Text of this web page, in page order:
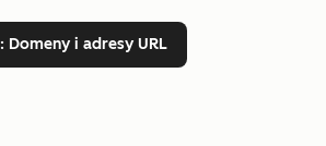
: Domeny i adresy URL